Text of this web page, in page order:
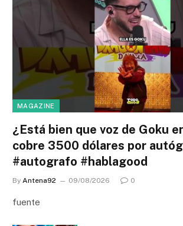
MAGAZINE
¿Está bien que voz de Goku
cobre 3500 dólares por
#autografo #hablagood
By Antena92 09/08/2026 0
fuente